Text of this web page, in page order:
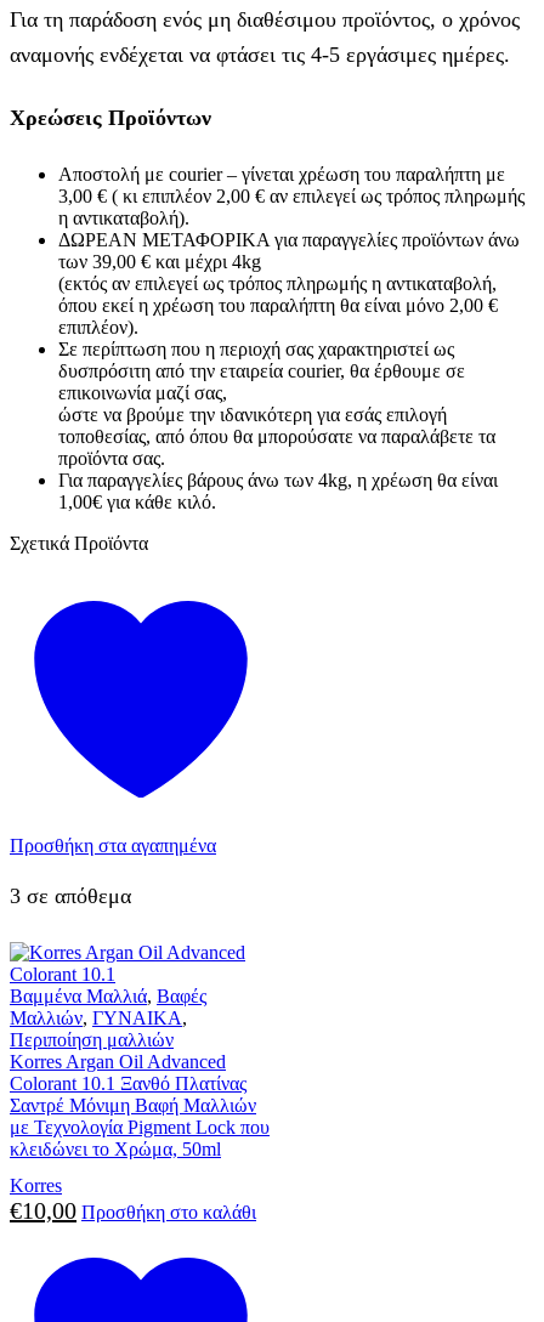
Για τη παράδοση ενός μη διαθέσιμου προϊόντος, ο χρόνος
αναμονής ενδέχεται να φτάσει τις 4-5 εργάσιμες ημέρες.
Χρεώσεις Προϊόντων
Αποστολή με courier – γίνεται χρέωση του παραλήπτη με
3,00 € ( κι επιπλέον 2,00 € αν επιλεγεί ως τρόπος πληρωμής
η αντικαταβολή).
ΔΩΡΕΑΝ ΜΕΤΑΦΟΡΙΚΑ για παραγγελίες προϊόντων άνω
των 39,00 € και μέχρι 4kg
(εκτός αν επιλεγεί ως τρόπος πληρωμής η αντικαταβολή,
όπου εκεί η χρέωση του παραλήπτη θα είναι μόνο 2,00 €
επιπλέον).
Σε περίπτωση που η περιοχή σας χαρακτηριστεί ως
δυσπρόσιτη από την εταιρεία courier, θα έρθουμε σε
επικοινωνία μαζί σας,
ώστε να βρούμε την ιδανικότερη για εσάς επιλογή
τοποθεσίας, από όπου θα μπορούσατε να παραλάβετε τα
προϊόντα σας.
Για παραγγελίες βάρους άνω των 4kg, η χρέωση θα είναι
1,00€ για κάθε κιλό.
Σχετικά Προϊόντα
Προσθήκη στα αγαπημένα
3 σε απόθεμα
Βαμμένα Μαλλιά, Βαφές
Μαλλιών, ΓΥΝΑΙΚΑ,
Περιποίηση μαλλιών
Korres Argan Oil Advanced
Colorant 10.1 Ξανθό Πλατίνας
Σαντρέ Μόνιμη Βαφή Μαλλιών
με Τεχνολογία Pigment Lock που
κλειδώνει το Χρώμα, 50ml
Korres
€10,00 Προσθήκη στο καλάθι